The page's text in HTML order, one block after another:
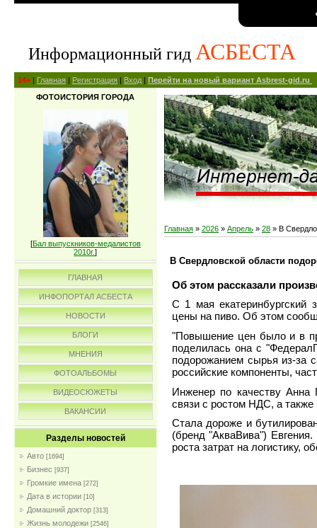
Информационный гид АСБЕСТА
14+ | Главная | Регистрация | Вход | Перейти на новый вариант Asbrest-gid.ru
ФОТОИСТОРИЯ ГОРОДА
[Бал выпускников-медалистов
2010г.]
ГЛАВНАЯ
ИНФОПОРТАЛ АСБЕСТА
НОВОСТИ
БЛОГИ
МНЕНИЯ
ФОТОАЛЬБОМЫ
ВИДЕОСЮЖЕТЫ
ВАКАНСИИ
Разделы новостей
Авто [1694]
Бизнес [937]
Громкие имена [272]
Дата в истории [10]
Домашний доктор [313]
Жизнь молодежи [2546]
Главная » 2026 » Апрель » 28 » В
В Свердловской области
Об этом рассказали
С 1 мая екатеринбургский
цены на пиво. Об этом
"Повышение цен было и в
поделилась она с
подорожанием сырья из-за
российские компоненты,
Инженер по качеству Анна
связи с ростом НДС, а
Стала дороже и
(бренд "АкваВива")
роста затрат на логистику,